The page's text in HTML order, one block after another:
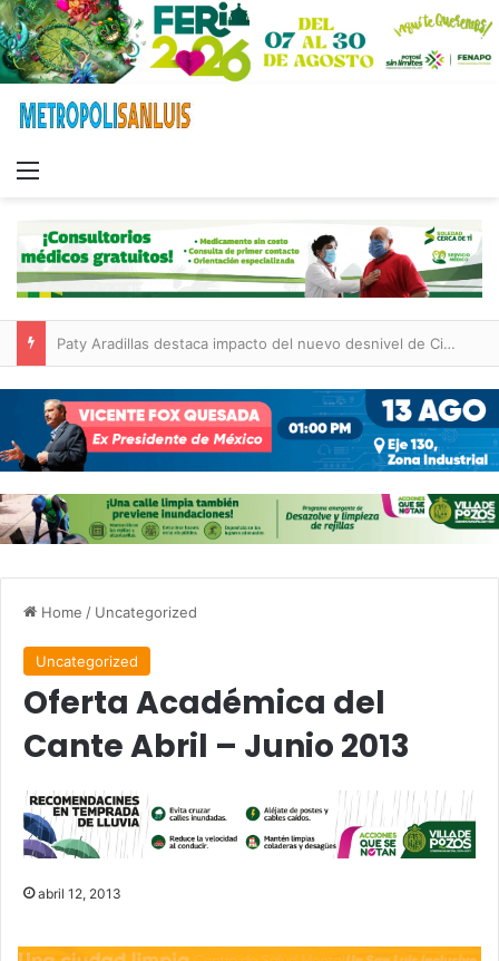
Paty Aradillas destaca impacto del nuevo desnivel de Circuito Potosí en la movilidad de Villa de Pozos
Home / Uncategorized
Uncategorized
Oferta Académica del
Cante Abril – Junio 2013
abril 12, 2013